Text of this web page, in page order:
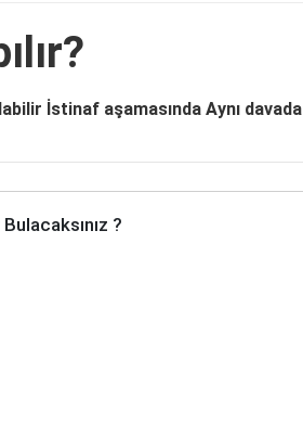
İstinaf aşamasında Aynı davada
?